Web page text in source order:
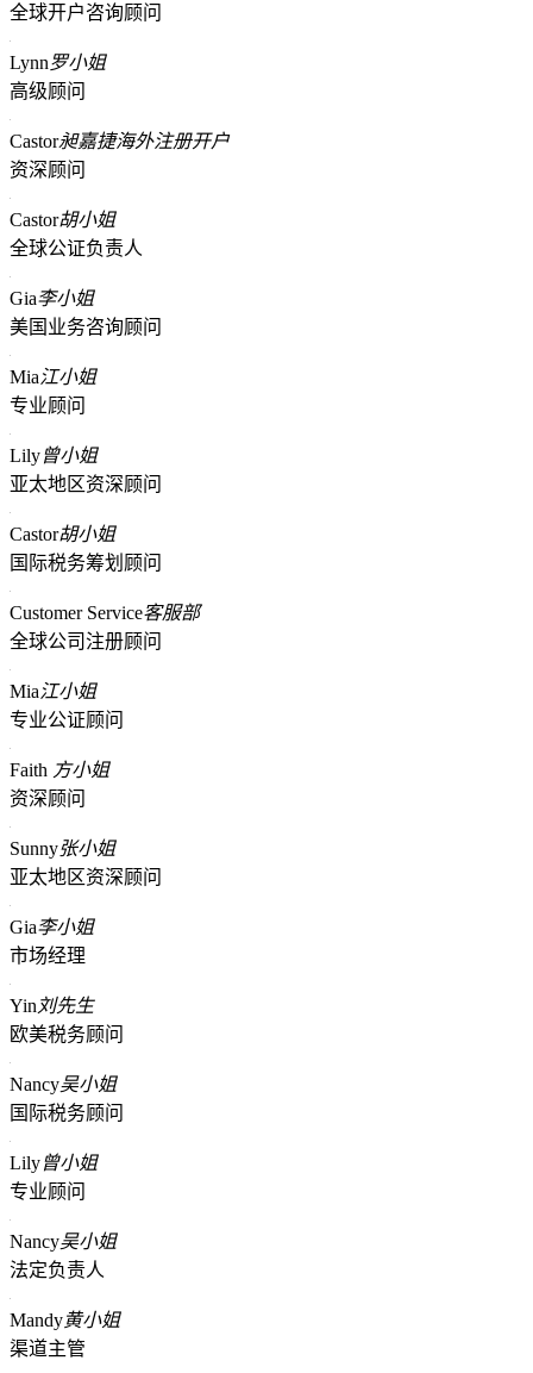
全球开户咨询顾问
Lynn罗小姐
高级顾问
Castor昶嘉捷海外注册开户
资深顾问
Castor胡小姐
全球公证负责人
Gia李小姐
美国业务咨询顾问
Mia江小姐
专业顾问
Lily曾小姐
亚太地区资深顾问
Castor胡小姐
国际税务筹划顾问
Customer Service客服部
全球公司注册顾问
Mia江小姐
专业公证顾问
Faith 方小姐
资深顾问
Sunny张小姐
亚太地区资深顾问
Gia李小姐
市场经理
Yin 刘先生
欧美税务顾问
Nancy吴小姐
国际税务顾问
Lily曾小姐
专业顾问
Nancy吴小姐
法定负责人
Mandy黄小姐
渠道主管